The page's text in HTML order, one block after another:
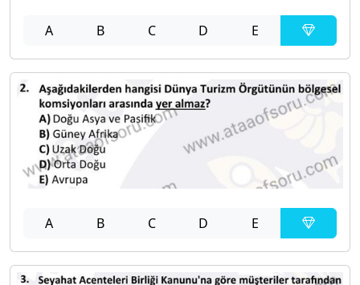
A B C D E
A B C D E